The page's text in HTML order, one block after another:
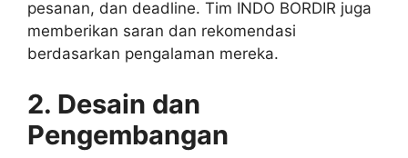
pesanan, dan deadline. Tim INDO BORDIR juga
memberikan saran dan rekomendasi
berdasarkan pengalaman mereka.
2. Desain dan
Pengembangan